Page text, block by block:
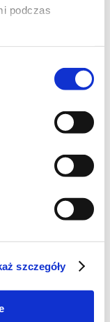
podczas
szczegóły
.Mieszamy .
.
w kostkę .
w ręce
i rabarbar
na blaszce i
ok 10 min .
ok 20 min